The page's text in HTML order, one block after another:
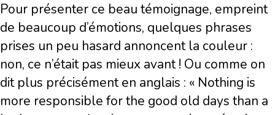
Pour présenter ce beau témoignage, empreint
de beaucoup d’émotions, quelques phrases
prises un peu hasard annoncent la couleur :
non, ce n’était pas mieux avant ! Ou comme on
dit plus précisément en anglais : « Nothing is
more responsible for the good old days than a